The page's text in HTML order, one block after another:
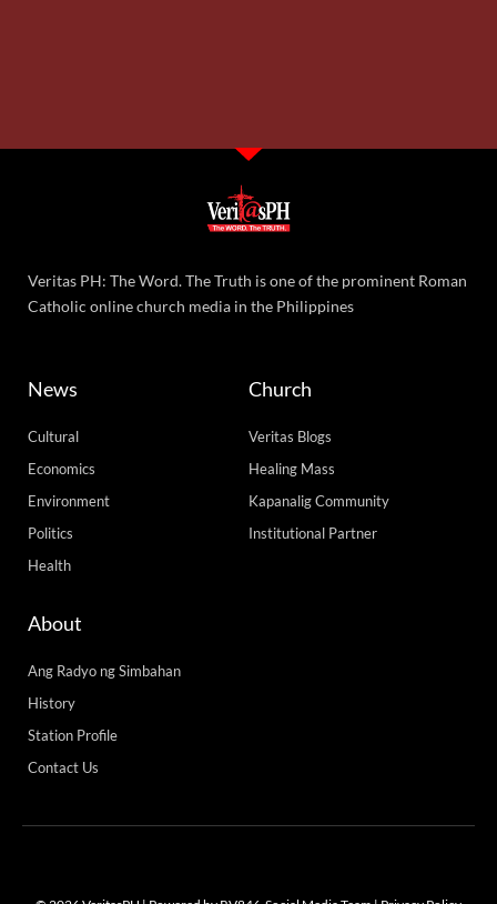
Veritas PH: The Word. The Truth is one of the prominent Roman
Catholic online church media in the Philippines
News
Cultural
Economics
Environment
Politics
Health
Church
Veritas Blogs
Healing Mass
Kapanalig Community
Institutional Partner
About
Ang Radyo ng Simbahan
History
Station Profile
Contact Us